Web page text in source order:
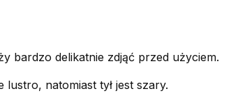
bardzo delikatnie zdjąć przed użyciem.
natomiast tył jest szary.